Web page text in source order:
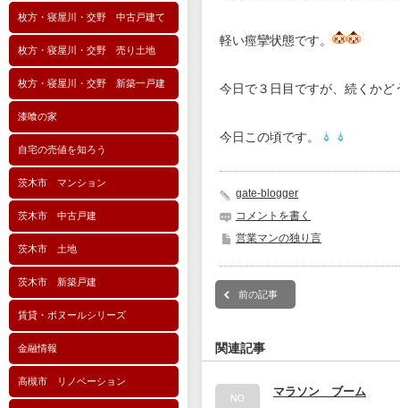
枚方・寝屋川・交野 中古戸建て
枚方・寝屋川・交野 売り土地
枚方・寝屋川・交野 新築一戸建
漆喰の家
自宅の売値を知ろう
茨木市 マンション
茨木市 中古戸建
茨木市 土地
茨木市 新築戸建
賃貸・ボヌールシリーズ
金融情報
高槻市 リノベーション
軽い痙攣状態です。
今日で３日目ですが、続くかど
今日この頃です。
gate-blogger
コメントを書く
営業マンの独り言
前の記事
関連記事
マラソン ブーム